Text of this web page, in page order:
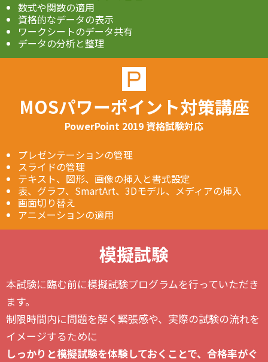
数式や関数の適用
資格的なデータの表示
ワークシートのデータ共有
データの分析と整理
MOSパワーポイント対策講座
PowerPoint 2019 資格試験対応
プレゼンテーションの管理
スライドの管理
テキスト、図形、画像の挿入と書式設定
表、グラフ、SmartArt、3Dモデル、メディアの挿入
画面切り替え
アニメーションの適用
模擬試験
本試験に臨む前に模擬試験プログラムを行っていただき
ます。
制限時間内に問題を解く緊張感や、実際の試験の流れを
イメージするために
しっかりと模擬試験を体験しておくことで、合格率がぐ